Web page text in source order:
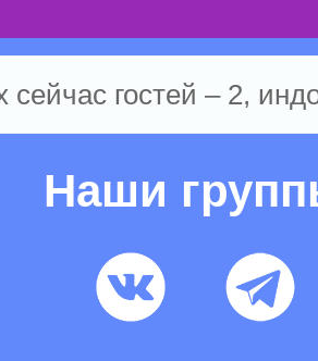
сейчас гостей – 2,
Наши